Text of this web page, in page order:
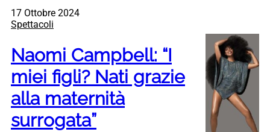
17 Ottobre 2024
Spettacoli
Naomi Campbell: “I
miei figli? Nati grazie
alla maternità
surrogata”